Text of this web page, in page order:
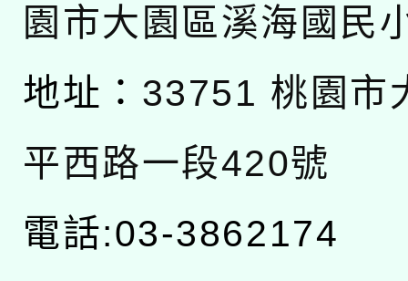
園市大園區溪海國民
地址： 33751 桃園市
平西路一段420號
電話:03-3862174